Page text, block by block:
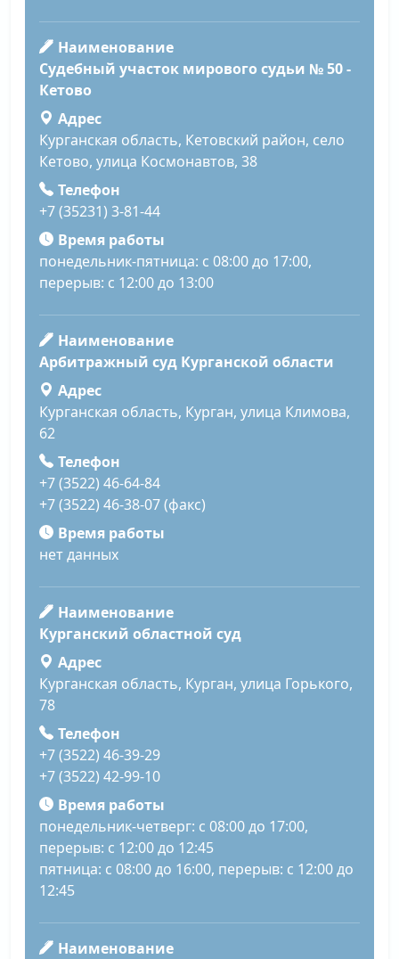
Наименование
Судебный участок мирового судьи № 50 -
Кетово
Адрес
Курганская область, Кетовский район, село
Кетово, улица Космонавтов, 38
Телефон
+7 (35231) 3-81-44
Время работы
понедельник-пятница: с 08:00 до 17:00,
перерыв: с 12:00 до 13:00
Наименование
Арбитражный суд Курганской области
Адрес
Курганская область, Курган, улица Климова,
62
Телефон
+7 (3522) 46-64-84
+7 (3522) 46-38-07 (факс)
Время работы
нет данных
Наименование
Курганский областной суд
Адрес
Курганская область, Курган, улица Горького,
78
Телефон
+7 (3522) 46-39-29
+7 (3522) 42-99-10
Время работы
понедельник-четверг: с 08:00 до 17:00,
перерыв: с 12:00 до 12:45
пятница: с 08:00 до 16:00, перерыв: с 12:00 до
12:45
Наименование